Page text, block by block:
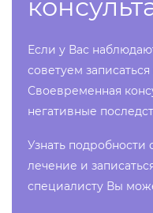
Если у Вас
советуем
Своевременная
негативные
Узнать подробности
лечение и
специалисту Вы